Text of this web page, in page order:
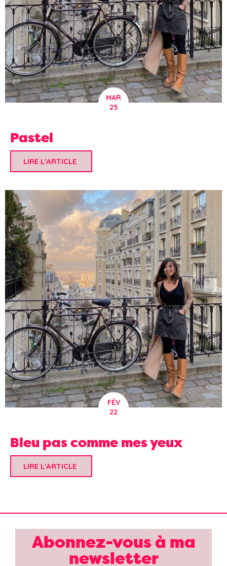
MAR
25
Pastel
LIRE L'ARTICLE
FÉV
22
Bleu pas comme mes yeux
LIRE L'ARTICLE
Abonnez-vous à ma
newsletter